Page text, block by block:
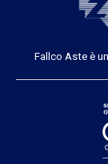
Fallco Aste è